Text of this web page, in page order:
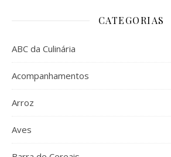
CATEGORIAS
ABC da Culinária
Acompanhamentos
Arroz
Aves